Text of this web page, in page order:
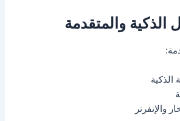
الذكية والمتقدمة
الذكية
والإنفرتر